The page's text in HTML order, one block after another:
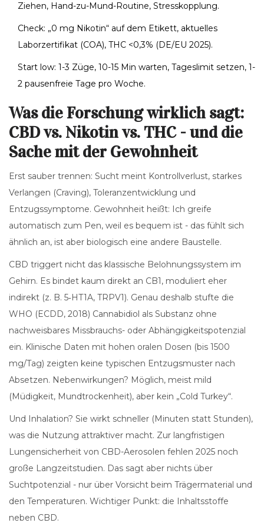
Ziehen, Hand-zu-Mund-Routine, Stresskopplung.
Check: „0 mg Nikotin“ auf dem Etikett, aktuelles
Laborzertifikat (COA), THC <0,3% (DE/EU 2025).
Start low: 1-3 Züge, 10-15 Min warten, Tageslimit setzen, 1-
2 pausenfreie Tage pro Woche.
Was die Forschung wirklich sagt:
CBD vs. Nikotin vs. THC - und die
Sache mit der Gewohnheit
Erst sauber trennen: Sucht meint Kontrollverlust, starkes
Verlangen (Craving), Toleranzentwicklung und
Entzugssymptome. Gewohnheit heißt: Ich greife
automatisch zum Pen, weil es bequem ist - das fühlt sich
ähnlich an, ist aber biologisch eine andere Baustelle.
CBD triggert nicht das klassische Belohnungssystem im
Gehirn. Es bindet kaum direkt an CB1, moduliert eher
indirekt (z. B. 5‑HT1A, TRPV1). Genau deshalb stufte die
WHO (ECDD, 2018) Cannabidiol als Substanz ohne
nachweisbares Missbrauchs- oder Abhängigkeitspotenzial
ein. Klinische Daten mit hohen oralen Dosen (bis 1500
mg/Tag) zeigten keine typischen Entzugsmuster nach
Absetzen. Nebenwirkungen? Möglich, meist mild
(Müdigkeit, Mundtrockenheit), aber kein „Cold Turkey“.
Und Inhalation? Sie wirkt schneller (Minuten statt Stunden),
was die Nutzung attraktiver macht. Zur langfristigen
Lungensicherheit von CBD-Aerosolen fehlen 2025 noch
große Langzeitstudien. Das sagt aber nichts über
Suchtpotenzial - nur über Vorsicht beim Trägermaterial und
den Temperaturen. Wichtiger Punkt: die Inhaltsstoffe
neben CBD.